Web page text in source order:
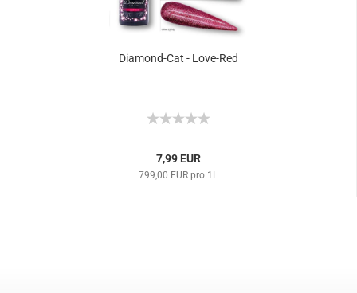
Diamond-Cat - Love-Red
7,99 EUR
799,00 EUR pro 1L